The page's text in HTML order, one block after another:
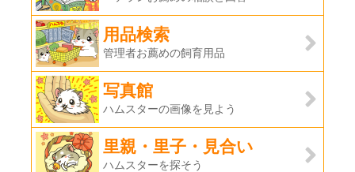
用品検索
管理者お薦めの飼育用品
写真館
ハムスターの画像を見よう
里親・里子・見合い
ハムスターを探そう